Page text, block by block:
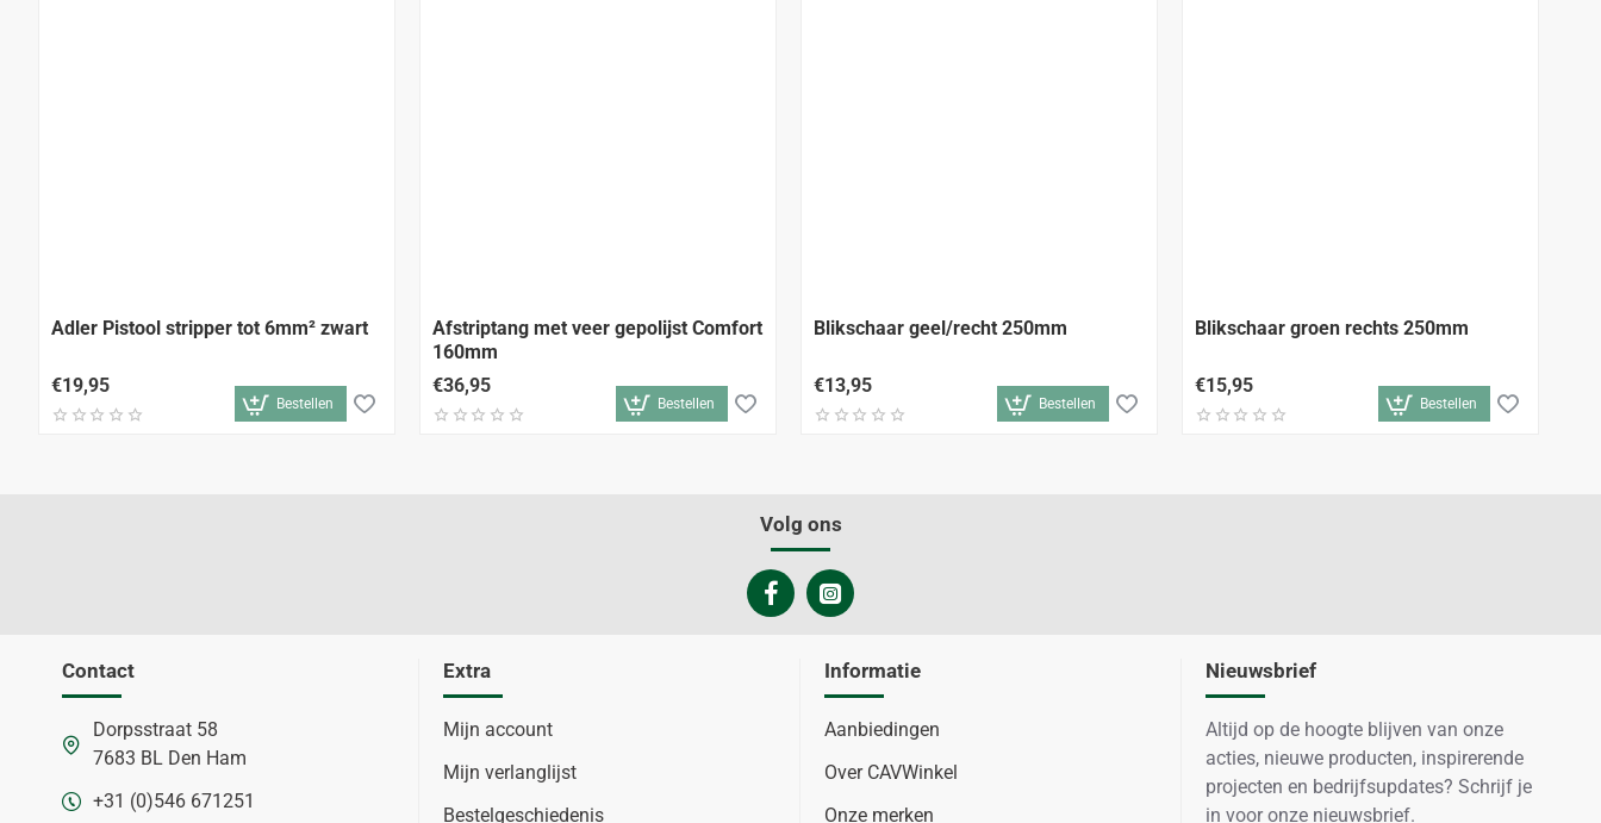
Adler Pistool stripper tot 6mm² zwart
€19,95
Bestellen
Afstriptang met veer gepolijst Comfort
160mm
€36,95
Bestellen
Blikschaar geel/recht 250mm
€13,95
Bestellen
Blikschaar groen rechts 250mm
€15,95
Bestellen
Volg ons
Contact
Dorpsstraat 58
7683 BL Den Ham
+31 (0)546 671251
Extra
Mijn account
Mijn verlanglijst
Bestelgeschiedenis
Informatie
Aanbiedingen
Over CAVWinkel
Onze merken
Nieuwsbrief
Altijd op de hoogte blijven van onze
acties, nieuwe producten, inspirerende
projecten en bedrijfsupdates? Schrijf je
in voor onze nieuwsbrief.